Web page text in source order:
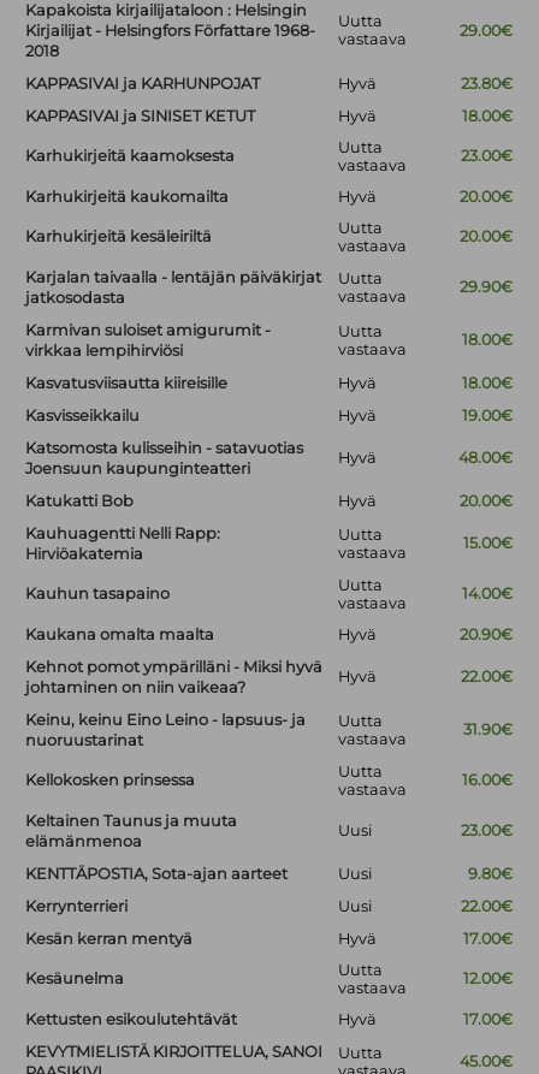
Kapakoista kirjailijataloon : Helsingin
Kirjailijat - Helsingfors Författare 1968-
2018
Uutta
vastaava
29.00€
KAPPASIVAI ja KARHUNPOJAT Hyvä
23.80€
KAPPASIVAI ja SINISET KETUT
Hyvä 18.00€
Karhukirjeitä kaamoksesta
Uutta
vastaava
23.00€
Karhukirjeitä kaukomailta Hyvä 20.00€
Karhukirjeitä kesäleiriltä
Uutta
vastaava
20.00€
Karjalan taivaalla - lentäjän päiväkirjat
jatkosodasta
Uutta
vastaava
29.90€
Karmivan suloiset amigurumit -
virkkaa lempihirviösi
Uutta
vastaava
18.00€
Kasvatusviisautta kiireisille Hyvä
18.00€
Kasvisseikkailu
Hyvä
19.00€
Katsomosta kulisseihin - satavuotias
Joensuun kaupunginteatteri
Hyvä 48.00€
Katukatti Bob Hyvä
20.00€
Kauhuagentti Nelli Rapp:
Hirviöakatemia
Uutta
vastaava
15.00€
Kauhun tasapaino
Uutta
vastaava
14.00€
Kaukana omalta maalta Hyvä
20.90€
Kehnot pomot ympärilläni - Miksi hyvä
johtaminen on niin vaikeaa?
Hyvä 22.00€
Keinu, keinu Eino Leino - lapsuus- ja
nuoruustarinat
Uutta
vastaava
31.90€
Kellokosken prinsessa
Uutta
vastaava
16.00€
Keltainen Taunus ja muuta
elämänmenoa
Uusi 23.00€
KENTTÄPOSTIA, Sota-ajan aarteet Uusi
9.80€
Kerrynterrieri
Uusi
22.00€
Kesän kerran mentyä
Hyvä 17.00€
Kesäunelma
Uutta
vastaava
12.00€
Kettusten esikoulutehtävät Hyvä
17.00€
KEVYTMIELISTÄ KIRJOITTELUA, SANOI
Uutta
45.00€